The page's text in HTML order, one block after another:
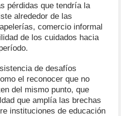
pérdidas que tendría la
alrededor de las
comercio informal
de los cuidados hacia
de desafíos
el reconocer que no
del mismo punto, que
que amplía las brechas
instituciones de educación